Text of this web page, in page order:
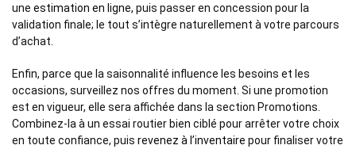
une estimation en ligne, puis passer en concession pour la
validation finale; le tout s’intègre naturellement à votre parcours
d’achat.
Enfin, parce que la saisonnalité influence les besoins et les
occasions, surveillez nos offres du moment. Si une promotion
est en vigueur, elle sera affichée dans la section Promotions.
Combinez-la à un essai routier bien ciblé pour arrêter votre choix
en toute confiance, puis revenez à l’inventaire pour finaliser votre